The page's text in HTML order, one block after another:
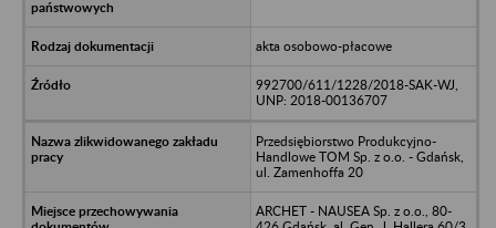
akta osobowo-płacowe
992700/611/1228/2018-SAK-WJ,
UNP: 2018-00136707
Przedsiębiorstwo Produkcyjno-
Handlowe TOM Sp. z o.o. - Gdańsk,
ul. Zamenhoffa 20
ARCHET - NAUSEA Sp. z o.o., 80-